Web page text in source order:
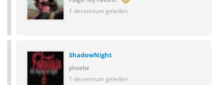
1 decennium geleden
ShadowNight
phoebe
1 decennium geleden